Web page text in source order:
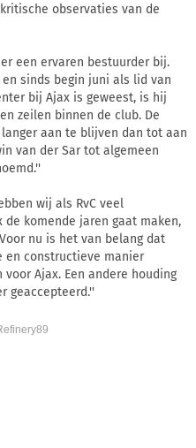
observaties van de
een ervaren bestuurder bij.
en sinds begin juni als lid van
bij Ajax is geweest, is hij
zeilen binnen de club. De
aan te blijven dan tot aan
van der Sar tot algemeen
wij als RvC veel
komende jaren gaat maken,
nu is het van belang dat
en constructieve manier
Ajax. Een andere houding
geaccepteerd.''